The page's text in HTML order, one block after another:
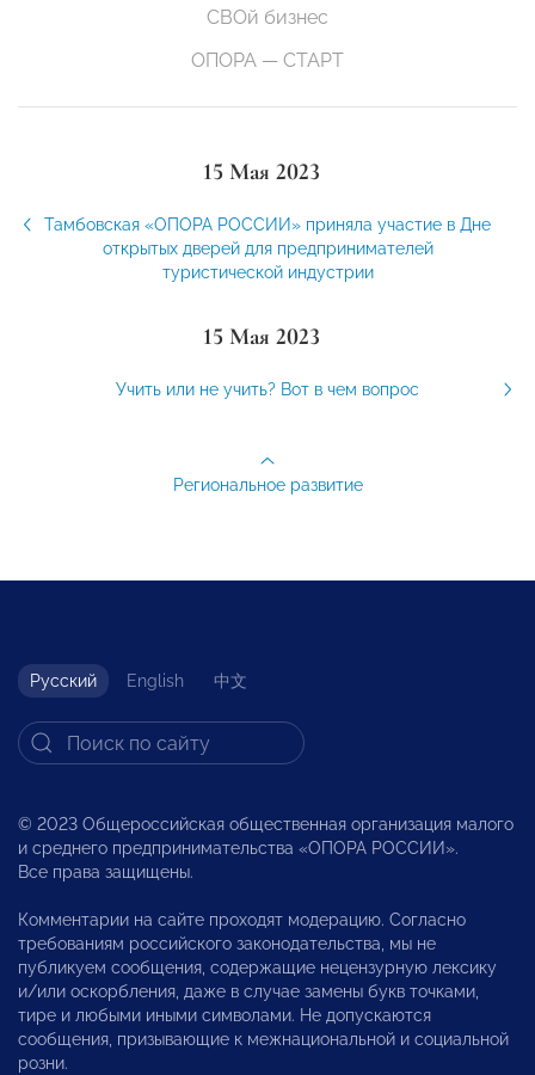
СВОй бизнес
ОПОРА — СТАРТ
15 Мая 2023
Тамбовская «ОПОРА РОССИИ» приняла участие в Дне
открытых дверей для предпринимателей
туристической индустрии
15 Мая 2023
Учить или не учить? Вот в чем вопрос
Региональное развитие
Русский English 中文
© 2023 Общероссийская общественная организация малого
и среднего предпринимательства «ОПОРА РОССИИ».
Все права защищены.
Комментарии на сайте проходят модерацию. Согласно
требованиям российского законодательства, мы не
публикуем сообщения, содержащие нецензурную лексику
и/или оскорбления, даже в случае замены букв точками,
тире и любыми иными символами. Не допускаются
сообщения, призывающие к межнациональной и социальной
розни.